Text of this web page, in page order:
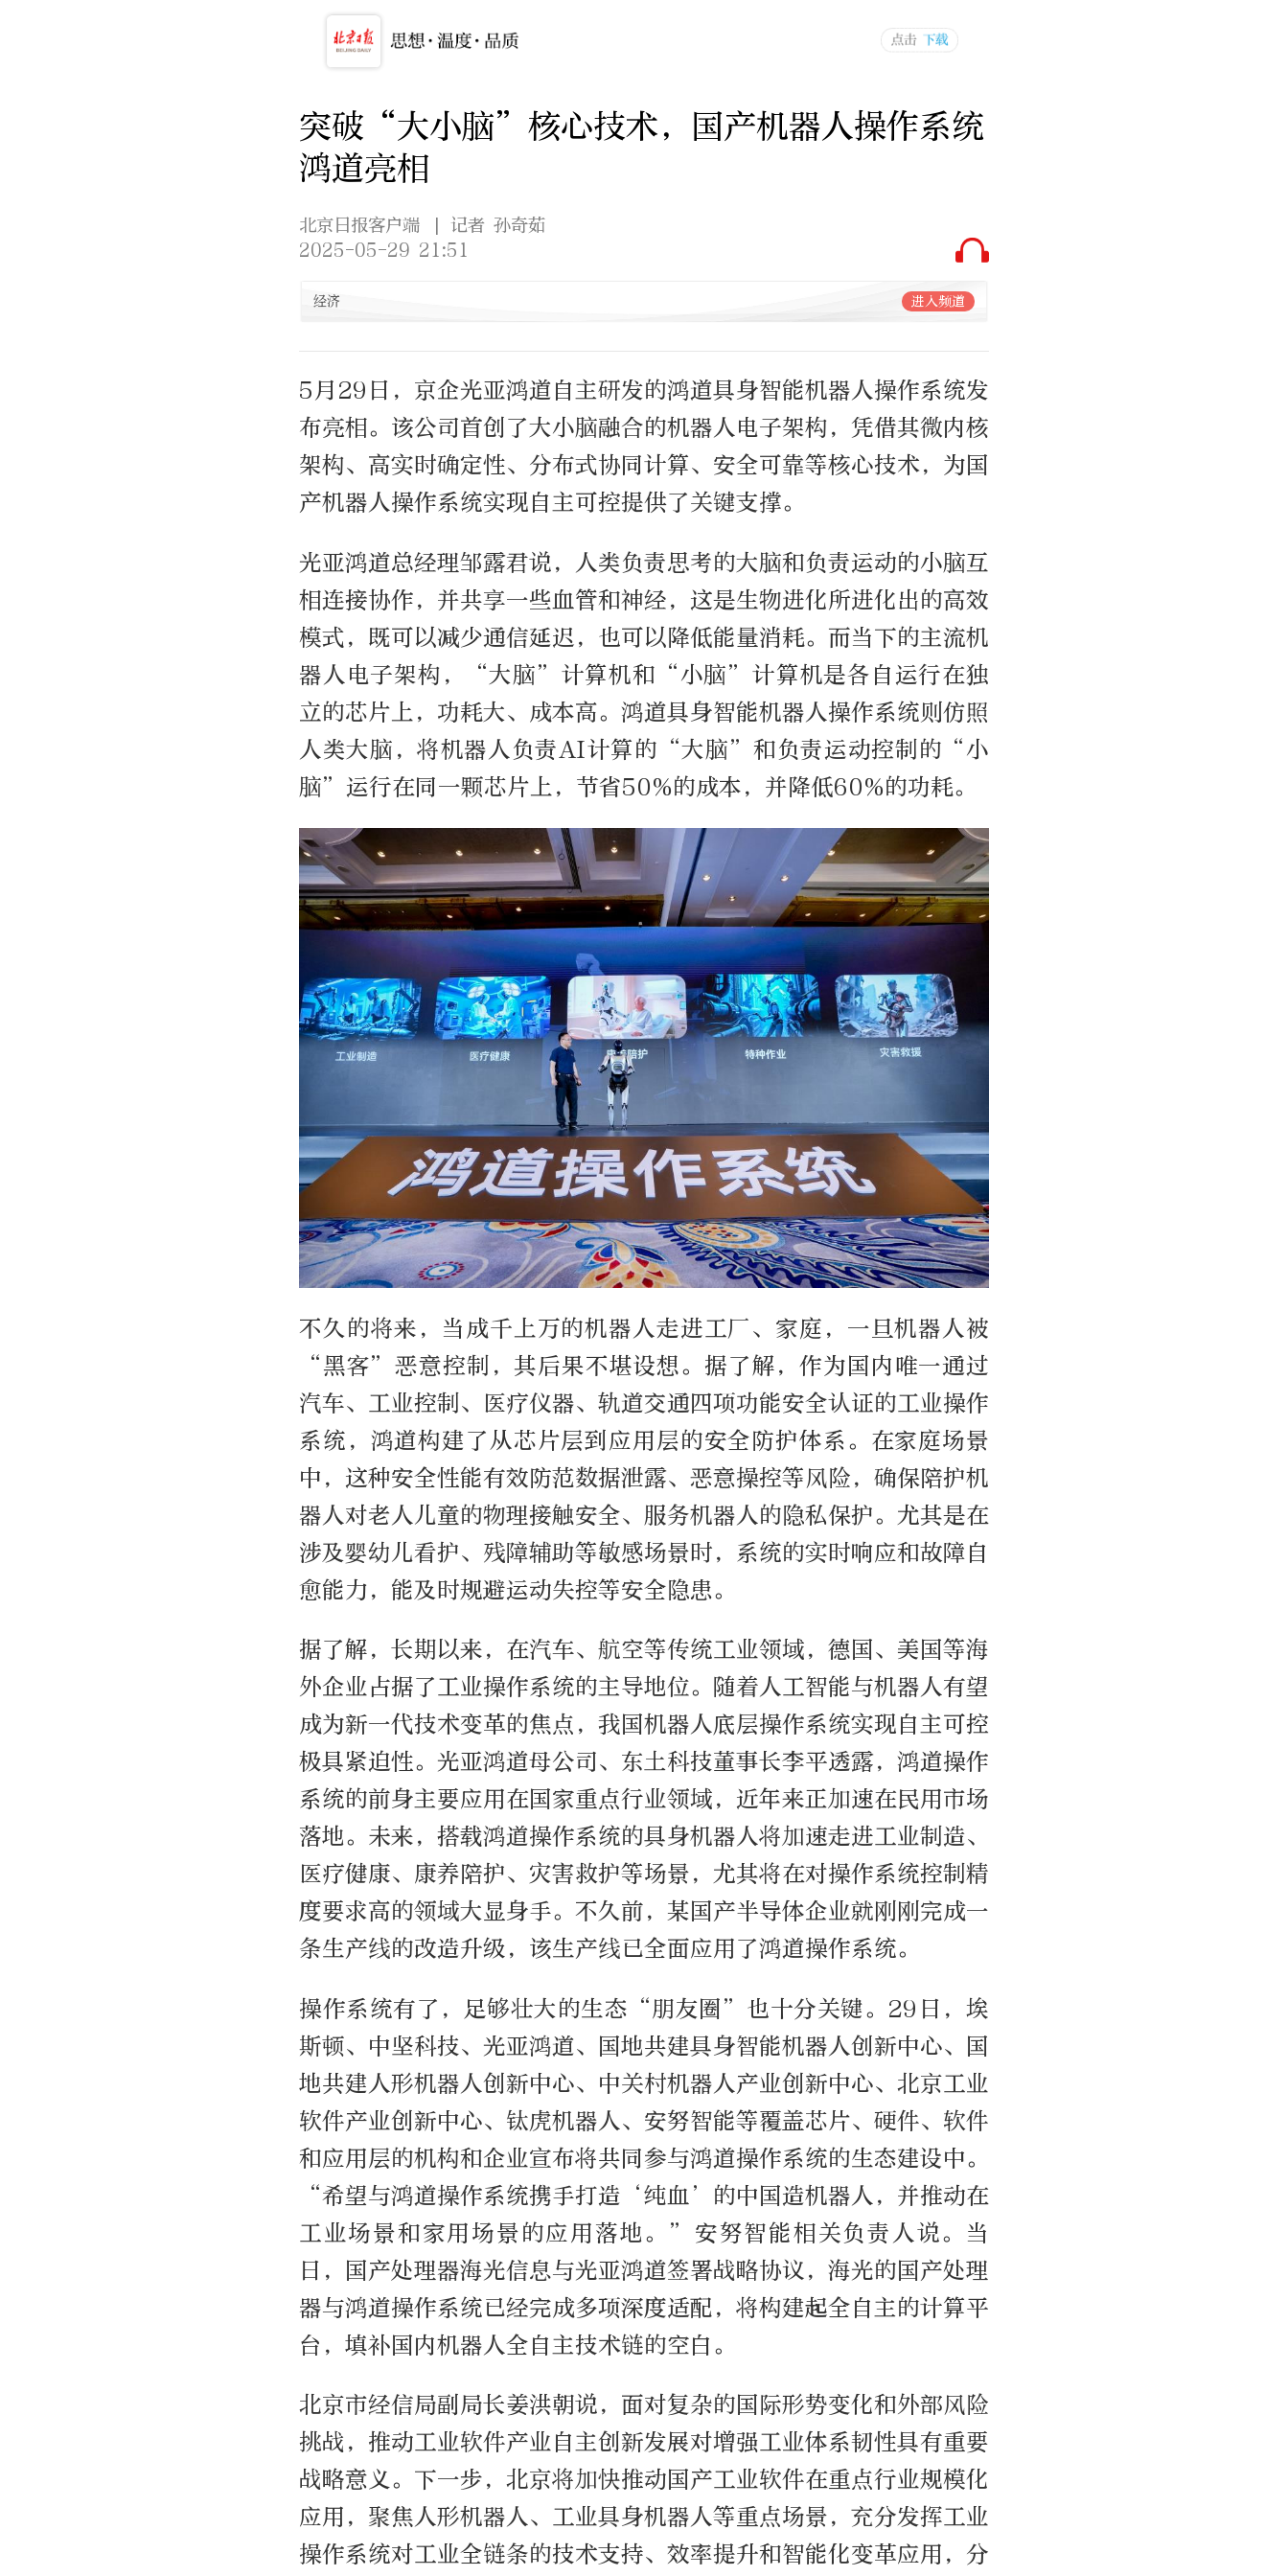
突破“大小脑”核心技术，国产机器人操作系统
鸿道亮相
北京日报客户端
| 记者 孙奇茹
2025-05-29 21:51
经济 进入频道
5月29日，京企光亚鸿道自主研发的鸿道具身智能机器人操作系统发
布亮相。该公司首创了大小脑融合的机器人电子架构，凭借其微内核
架构、高实时确定性、分布式协同计算、安全可靠等核心技术，为国
产机器人操作系统实现自主可控提供了关键支撑。
光亚鸿道总经理邹露君说，人类负责思考的大脑和负责运动的小脑互
相连接协作，并共享一些血管和神经，这是生物进化所进化出的高效
模式，既可以减少通信延迟，也可以降低能量消耗。而当下的主流机
器人电子架构，“大脑”计算机和“小脑”计算机是各自运行在独
立的芯片上，功耗大、成本高。鸿道具身智能机器人操作系统则仿照
人类大脑，将机器人负责AI计算的“大脑”和负责运动控制的“小
脑”运行在同一颗芯片上，节省50%的成本，并降低60%的功耗。
不久的将来，当成千上万的机器人走进工厂、家庭，一旦机器人被
“黑客”恶意控制，其后果不堪设想。据了解，作为国内唯一通过
汽车、工业控制、医疗仪器、轨道交通四项功能安全认证的工业操作
系统，鸿道构建了从芯片层到应用层的安全防护体系。在家庭场景
中，这种安全性能有效防范数据泄露、恶意操控等风险，确保陪护机
器人对老人儿童的物理接触安全、服务机器人的隐私保护。尤其是在
涉及婴幼儿看护、残障辅助等敏感场景时，系统的实时响应和故障自
愈能力，能及时规避运动失控等安全隐患。
据了解，长期以来，在汽车、航空等传统工业领域，德国、美国等海
外企业占据了工业操作系统的主导地位。随着人工智能与机器人有望
成为新一代技术变革的焦点，我国机器人底层操作系统实现自主可控
极具紧迫性。光亚鸿道母公司、东土科技董事长李平透露，鸿道操作
系统的前身主要应用在国家重点行业领域，近年来正加速在民用市场
落地。未来，搭载鸿道操作系统的具身机器人将加速走进工业制造、
医疗健康、康养陪护、灾害救护等场景，尤其将在对操作系统控制精
度要求高的领域大显身手。不久前，某国产半导体企业就刚刚完成一
条生产线的改造升级，该生产线已全面应用了鸿道操作系统。
操作系统有了，足够壮大的生态“朋友圈”也十分关键。29日，埃
斯顿、中坚科技、光亚鸿道、国地共建具身智能机器人创新中心、国
地共建人形机器人创新中心、中关村机器人产业创新中心、北京工业
软件产业创新中心、钛虎机器人、安努智能等覆盖芯片、硬件、软件
和应用层的机构和企业宣布将共同参与鸿道操作系统的生态建设中。
“希望与鸿道操作系统携手打造‘纯血’的中国造机器人，并推动在
工业场景和家用场景的应用落地。”安努智能相关负责人说。当
日，国产处理器海光信息与光亚鸿道签署战略协议，海光的国产处理
器与鸿道操作系统已经完成多项深度适配，将构建起全自主的计算平
台，填补国内机器人全自主技术链的空白。
北京市经信局副局长姜洪朝说，面对复杂的国际形势变化和外部风险
挑战，推动工业软件产业自主创新发展对增强工业体系韧性具有重要
战略意义。下一步，北京将加快推动国产工业软件在重点行业规模化
应用，聚焦人形机器人、工业具身机器人等重点场景，充分发挥工业
操作系统对工业全链条的技术支持、效率提升和智能化变革应用，分